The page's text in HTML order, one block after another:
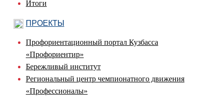
Итоги
ПРОЕКТЫ
Профориентационный портал Кузбасса
«Профориентир»
Бережливый институт
Региональный центр чемпионатного движения
«Профессионалы»